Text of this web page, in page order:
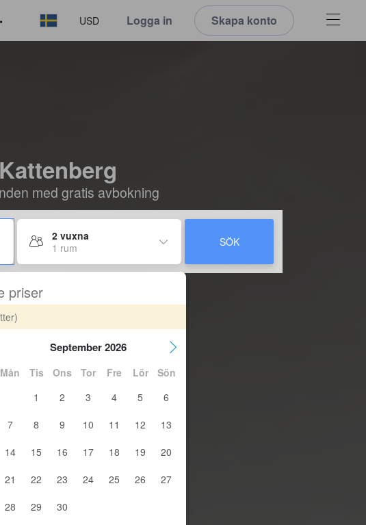
USD Logga in Skapa konto
med gratis avbokning
2 vuxna
1 rum
SÖK
priser
September 2026
Mån Tis Ons Tor Fre Lör
Sön
1
2 3 4 5
6
7
8 9 10 11 12
13
14
15 16 17 18 19
20
21
22 23 24 25 26
27
28
29 30